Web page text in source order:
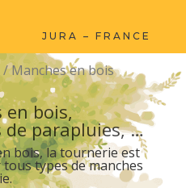
JURA – FRANCE
/ Manches en bois
en bois,
de parapluies, …
bois, la tournerie est
types de manches